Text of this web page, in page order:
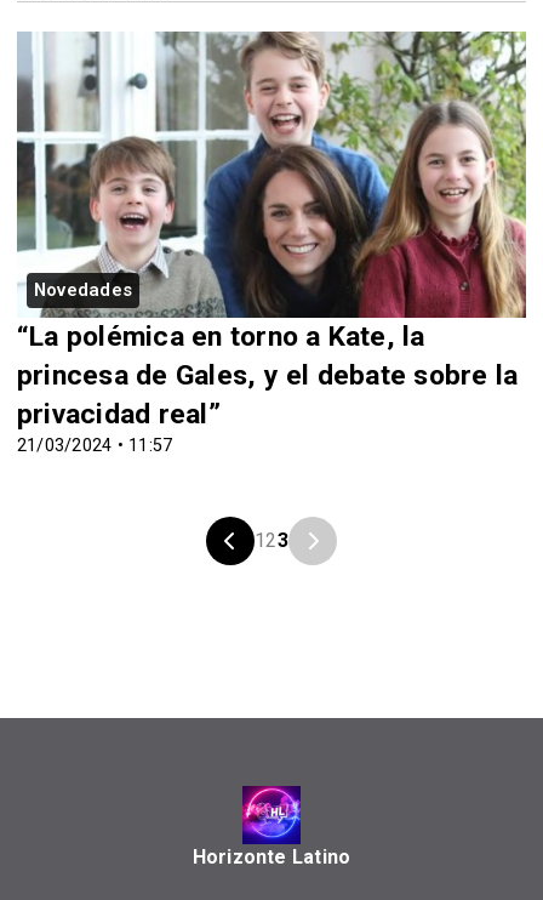
Novedades
21/03/2024 • 11:57
“La polémica en torno a Kate, la
princesa de Gales, y el debate sobre la
privacidad real”
123
Horizonte Latino